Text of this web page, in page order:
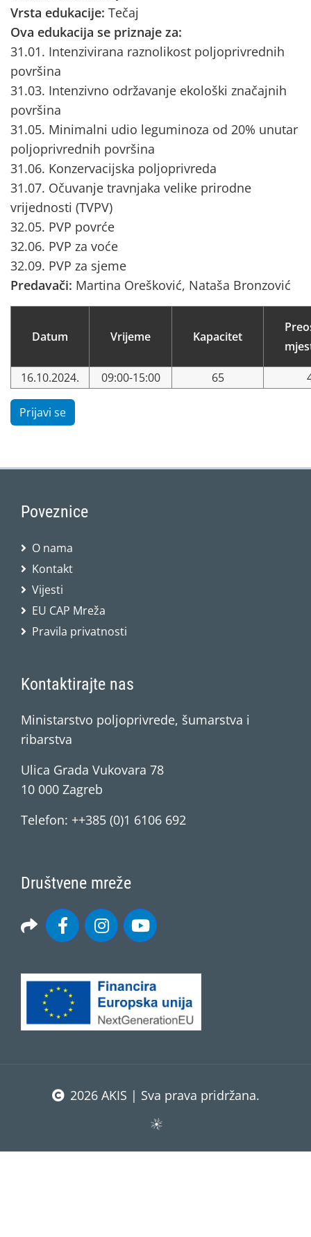
Vrsta edukacije: Tečaj
Ova edukacija se priznaje za:
31.01. Intenzivirana raznolikost poljoprivrednih
površina
31.03. Intenzivno održavanje ekološki značajnih
površina
31.05. Minimalni udio leguminoza od 20% unutar
poljoprivrednih površina
31.06. Konzervacijska poljoprivreda
31.07. Očuvanje travnjaka velike prirodne
vrijednosti (TVPV)
32.05. PVP povrće
32.06. PVP za voće
32.09. PVP za sjeme
Predavači: Martina Orešković, Nataša Bronzović
Datum Vrijeme Kapacitet
16.10.2024. 09:00-15:00 65
Prijavi se
Poveznice
O nama
Kontakt
Vijesti
EU CAP Mreža
Pravila privatnosti
Kontaktirajte nas
Ministarstvo poljoprivrede, šumarstva i
ribarstva
Ulica Grada Vukovara 78
10 000 Zagreb
Telefon: ++385 (0)1 6106 692
Društvene mreže
2026 AKIS | Sva prava pridržana.